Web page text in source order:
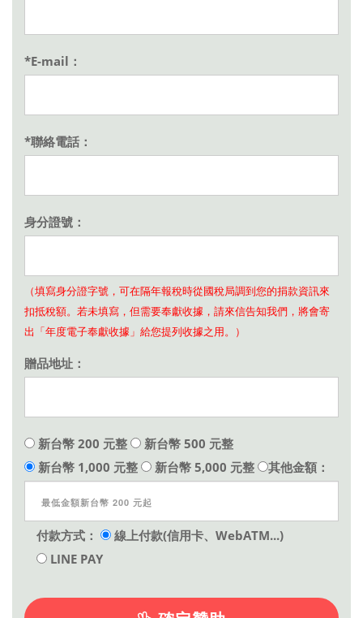
*E-mail：
*聯絡電話：
身分證號：
（填寫身分證字號，可在隔年報稅時從國稅局調到您的捐款資訊來
扣抵稅額。若未填寫，但需要奉獻收據，請來信告知我們，將會寄
出「年度電子奉獻收據」給您提列收據之用。）
贈品地址：
新台幣 200 元整
新台幣 500 元整
新台幣 1,000 元整
新台幣 5,000 元整 其他金額：
付款方式：
線上付款(信用卡、WebATM...)
LINE PAY